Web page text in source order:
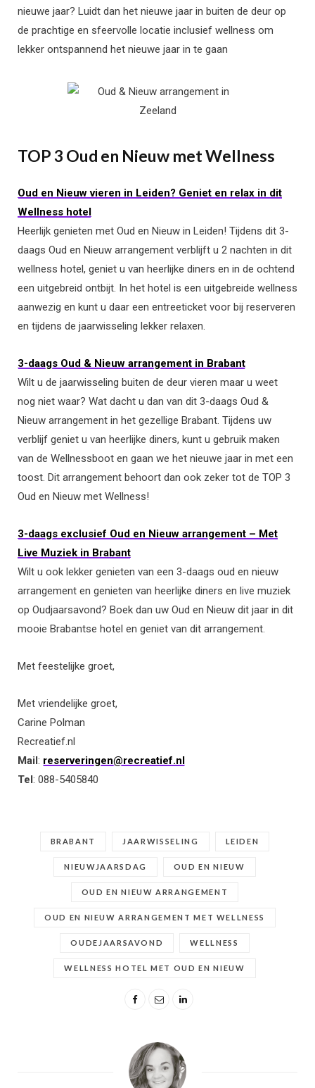
nieuwe jaar? Luidt dan het nieuwe jaar in buiten de deur op
de prachtige en sfeervolle locatie inclusief wellness om
lekker ontspannend het nieuwe jaar in te gaan
TOP 3 Oud en Nieuw met Wellness
Oud en Nieuw vieren in Leiden? Geniet en relax in dit
Wellness hotel
Heerlijk genieten met Oud en Nieuw in Leiden! Tijdens dit 3-
daags Oud en Nieuw arrangement verblijft u 2 nachten in dit
wellness hotel, geniet u van heerlijke diners en in de ochtend
een uitgebreid ontbijt. In het hotel is een uitgebreide wellness
aanwezig en kunt u daar een entreeticket voor bij reserveren
en tijdens de jaarwisseling lekker relaxen.
3-daags Oud & Nieuw arrangement in Brabant
Wilt u de jaarwisseling buiten de deur vieren maar u weet
nog niet waar? Wat dacht u dan van dit 3-daags Oud &
Nieuw arrangement in het gezellige Brabant. Tijdens uw
verblijf geniet u van heerlijke diners, kunt u gebruik maken
van de Wellnessboot en gaan we het nieuwe jaar in met een
toost. Dit arrangement behoort dan ook zeker tot de TOP 3
Oud en Nieuw met Wellness!
3-daags exclusief Oud en Nieuw arrangement – Met
Live Muziek in Brabant
Wilt u ook lekker genieten van een 3-daags oud en nieuw
arrangement en genieten van heerlijke diners en live muziek
op Oudjaarsavond? Boek dan uw Oud en Nieuw dit jaar in dit
mooie Brabantse hotel en geniet van dit arrangement.
Met feestelijke groet,
Met vriendelijke groet,
Carine Polman
Recreatief.nl
Mail: reserveringen@recreatief.nl
Tel: 088-5405840
BRABANT JAARWISSELING LEIDEN
NIEUWJAARSDAG OUD EN NIEUW
OUD EN NIEUW ARRANGEMENT
OUD EN NIEUW ARRANGEMENT MET WELLNESS
OUDEJAARSAVOND WELLNESS
WELLNESS HOTEL MET OUD EN NIEUW